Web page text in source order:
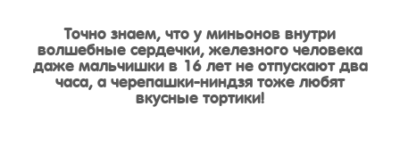
Точно знаем, что у миньонов внутри
волшебные сердечки, железного человека
даже мальчишки в 16 лет не отпускают два
часа, а черепашки-ниндзя тоже любят
вкусные тортики!